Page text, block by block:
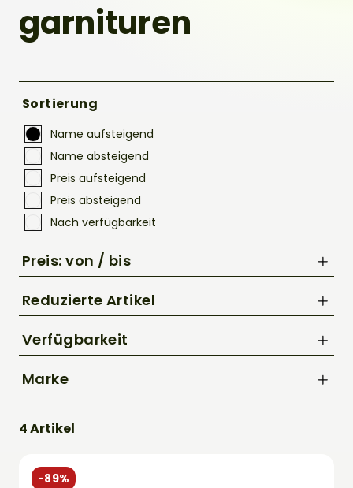
garnituren
Sortierung
Name aufsteigend
Name absteigend
Preis aufsteigend
Preis absteigend
Nach verfügbarkeit
Preis: von / bis
Reduzierte Artikel
Nur Reduzierte Artikel anzeigen
Verfügbarkeit
Marke
SHIMANO
4 Artikel
-89%